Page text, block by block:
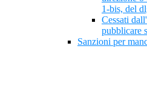
1-bis, del
Cessati
pubblicare
Sanzioni per